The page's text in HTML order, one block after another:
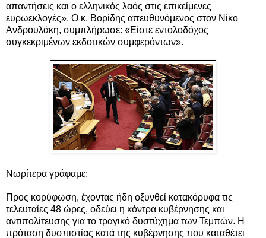
απαντήσεις και ο ελληνικός λαός στις επικείμενες
ευρωεκλογές». Ο κ. Βορίδης απευθυνόμενος στον Νίκο
Ανδρουλάκη, συμπλήρωσε: «Είστε εντολοδόχος
συγκεκριμένων εκδοτικών συμφερόντων».
Νωρίτερα γράφαμε:
Προς κορύφωση, έχοντας ήδη οξυνθεί κατακόρυφα τις
τελευταίες 48 ώρες, οδεύει η κόντρα κυβέρνησης και
αντιπολίτευσης για το τραγικό δυστύχημα των Τεμπών. Η
πρόταση δυσπιστίας κατά της κυβέρνησης που καταθέτει